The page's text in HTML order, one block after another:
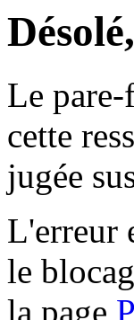
Le
cette
jugée
L'erreur
le
la page